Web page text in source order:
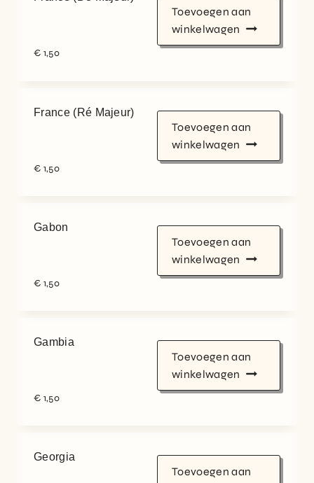
€ 1,50
Toevoegen aan
winkelwagen
France (Ré Majeur)
€ 1,50
Toevoegen aan
winkelwagen
Gabon
€ 1,50
Toevoegen aan
winkelwagen
Gambia
€ 1,50
Toevoegen aan
winkelwagen
Georgia
Toevoegen aan